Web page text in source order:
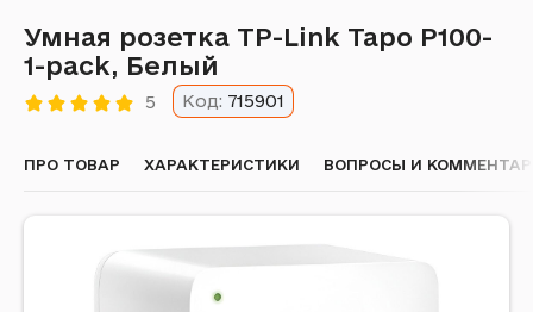
Умная розетка TP-Link Tapo P100-
1-pack, Белый
5 Код: 715901
ПРО ТОВАР ХАРАКТЕРИСТИКИ ВОПРОСЫ И